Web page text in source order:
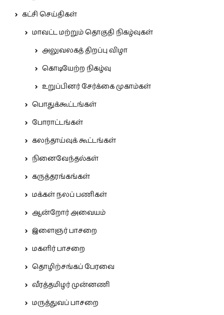
கட்சி செய்திகள்
மாவட்ட மற்றும் தொகுதி நிகழ்வுகள்
அலுவலகத் திறப்பு விழா
கொடியேற்ற நிகழ்வு
உறுப்பினர் சேர்க்கை முகாம்கள்
பொதுக்கூட்டங்கள்
போராட்டங்கள்
கலந்தாய்வுக் கூட்டங்கள்
நினைவேந்தல்கள்
கருத்தரங்கங்கள்
மக்கள் நலப் பணிகள்
ஆன்றோர் அவையம்
இளைஞர் பாசறை
மகளிர் பாசறை
தொழிற்சங்கப் பேரவை
வீரத்தமிழர் முன்னணி
மருத்துவப் பாசறை